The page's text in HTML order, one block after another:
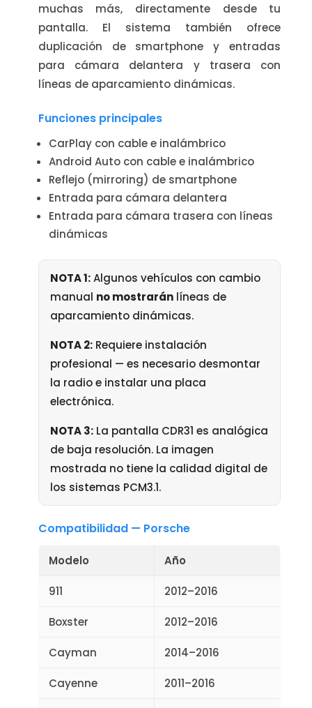
muchas más, directamente desde tu
pantalla. El sistema también ofrece
duplicación de smartphone y entradas
para cámara delantera y trasera con
líneas de aparcamiento dinámicas.
Funciones principales
CarPlay con cable e inalámbrico
Android Auto con cable e inalámbrico
Reflejo (mirroring) de smartphone
Entrada para cámara delantera
Entrada para cámara trasera con líneas
dinámicas
NOTA 1:Algunos vehículos con cambio
manual no mostraránlíneas de
aparcamiento dinámicas.
NOTA 2:Requiere instalación
profesional — es necesario desmontar
la radio e instalar una placa
electrónica.
NOTA 3:La pantalla CDR31 es analógica
de baja resolución. La imagen
mostrada no tiene la calidad digital de
los sistemas PCM3.1.
Compatibilidad — Porsche
Modelo Año
911 2012–2016
Boxster 2012–2016
Cayman 2014–2016
Cayenne 2011–2016